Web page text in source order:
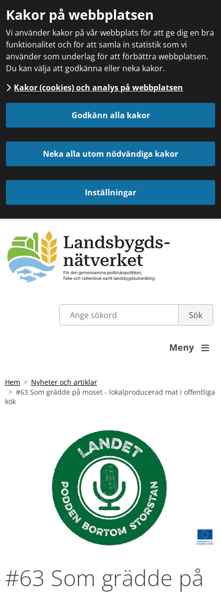
Kakor på webbplatsen
Vi använder kakor på vår webbplats för att ge dig en bra
funktionalitet och för att samla in statistik som vi
använder som underlag för att förbättra webbplatsen.
Du kan välja att godkänna eller neka kakor.
Kakor (cookies) och analys på webbplatsen
Godkänn alla kakor
Neka alla utom nödvändiga kakor
Inställningar
Meny 
Hem
Nyheter och artiklar
#63 Som grädde på moset - lokalproducerad mat i offentliga
kök
#63 Som grädde på